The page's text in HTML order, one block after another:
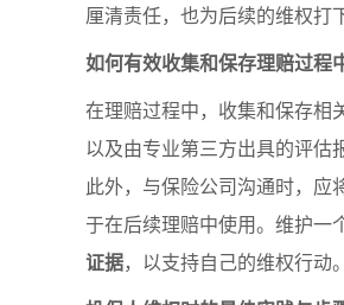
厘清责任，也为后续的维权打
如何有效收集和保存理赔过程
在理赔过程中，收集和保存相
以及由专业第三方出具的评估
此外，与保险公司沟通时，
于在后续理赔中使用。维护一
证据，以支持自己的维权行动